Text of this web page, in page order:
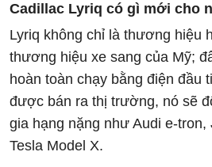
Cadillac Lyriq có gì mới cho
Lyriq không chỉ là thương hiệu
thương hiệu xe sang của Mỹ;
hoàn toàn chạy bằng điện đầu
được bán ra thị trường, nó sẽ
gia hạng nặng như Audi e-tron,
Tesla Model X.